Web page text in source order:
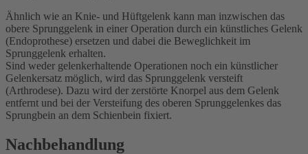
Ähnlich wie an Knie- und Hüftgelenk kann man inzwischen das
obere Sprunggelenk in einer Operation durch ein künstliches Gelenk
(Endoprothese) ersetzen und dabei die Beweglichkeit im
Sprunggelenk erhalten.
Sind weder gelenkerhaltende Operationen noch ein künstlicher
Gelenkersatz möglich, wird das Sprunggelenk versteift
(Arthrodese). Dazu wird der zerstörte Knorpel aus dem Gelenk
entfernt und bei der Versteifung des oberen Sprunggelenkes das
Sprungbein an dem Schienbein fixiert.
Nachbehandlung